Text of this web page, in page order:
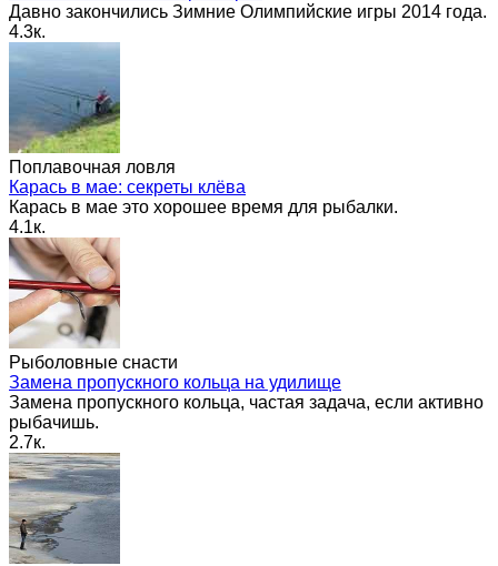
Давно закончились Зимние Олимпийские игры 2014 года.
4.3к.
Поплавочная ловля
Карась в мае: секреты клёва
Карась в мае это хорошее время для рыбалки.
4.1к.
Рыболовные снасти
Замена пропускного кольца на удилище
Замена пропускного кольца, частая задача, если активно
рыбачишь.
2.7к.